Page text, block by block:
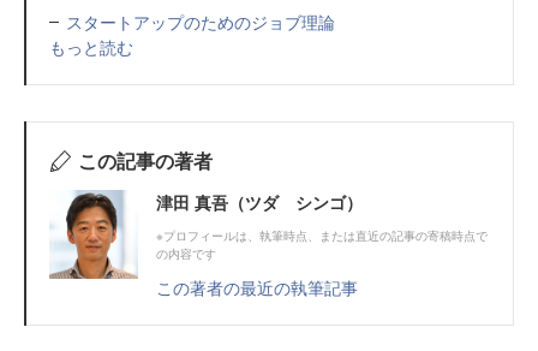
スタートアップのためのジョブ理論
もっと読む
この記事の著者
津田 真吾（ツダ シンゴ）
※プロフィールは、執筆時点、または直近の記事の寄稿時点で
の内容です
この著者の最近の執筆記事